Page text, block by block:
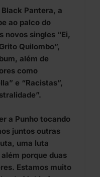
Pantera, a
ao palco do
novos singles “Ei,
Quilombo”,
além de
como
e “Racistas”,
a Punho tocando
juntos outras
uma luta
porque duas
Estamos muito